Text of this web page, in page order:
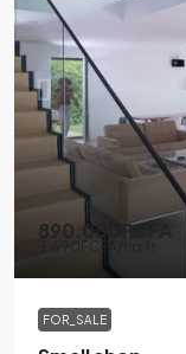
890.000FCFA
3.690FCFA
FOR_SALE